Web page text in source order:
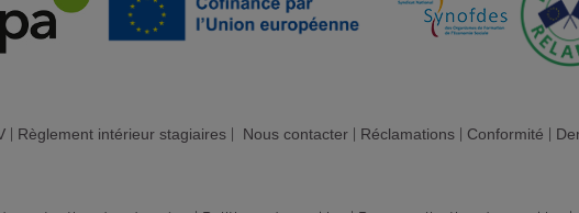
Règlement intérieur stagiaires Nous contacter Réclamations Conformité